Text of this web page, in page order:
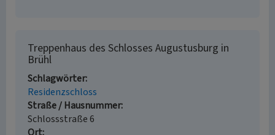
Treppenhaus des Schlosses Augustusburg in
Brühl
Schlagwörter
Residenzschloss
Straße / Hausnummer
Schlossstraße 6